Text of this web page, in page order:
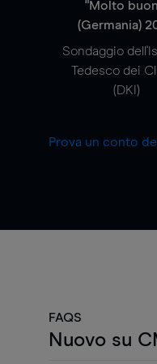
"Molto
(Germania)
Sondaggio
Tedesco dei
(DKI)
Prova un conto
FAQS
Nuovo su